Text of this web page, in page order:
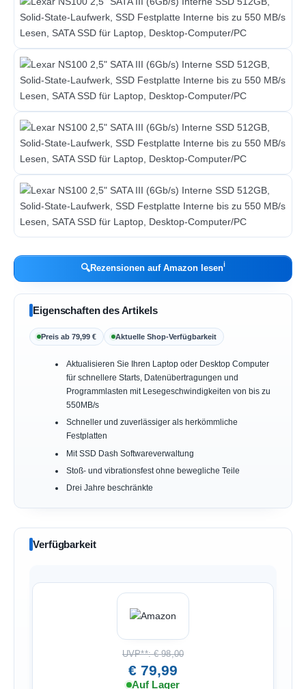
🔍Rezensionen auf Amazon lesenℹ︎
Eigenschaften des Artikels
Preis ab 79,99 € Aktuelle Shop-Verfügbarkeit
Aktualisieren Sie Ihren Laptop oder Desktop Computer
für schnellere Starts, Datenübertragungen und
Programmlasten mit Lesegeschwindigkeiten von bis zu
550MB/s
Schneller und zuverlässiger als herkömmliche
Festplatten
Mit SSD Dash Softwareverwaltung
Stoß- und vibrationsfest ohne bewegliche Teile
Drei Jahre beschränkte
Verfügbarkeit
UVP**: € 98,00
€ 79,99
Auf Lager